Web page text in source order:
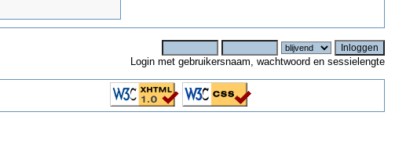
Login met gebruikersnaam, wachtwoord en sessielengte